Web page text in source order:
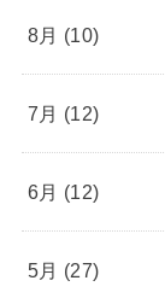
8月 (10)
7月 (12)
6月 (12)
5月 (27)